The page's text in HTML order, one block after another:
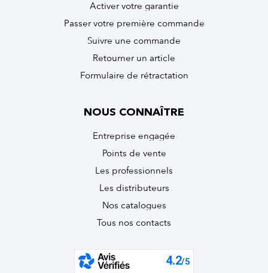
Activer votre garantie
Passer votre première commande
Suivre une commande
Retourner un article
Formulaire de rétractation
NOUS CONNAÎTRE
Entreprise engagée
Points de vente
Les professionnels
Les distributeurs
Nos catalogues
Tous nos contacts